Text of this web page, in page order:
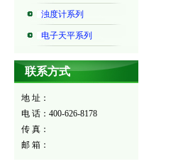
浊度计系列
电子天平系列
联系方式
地 址：
电 话：400-626-8178
传 真：
邮 箱：